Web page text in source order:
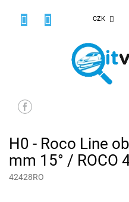
CZK
H0 - Roco Line
mm 15° / ROCO
42428RO